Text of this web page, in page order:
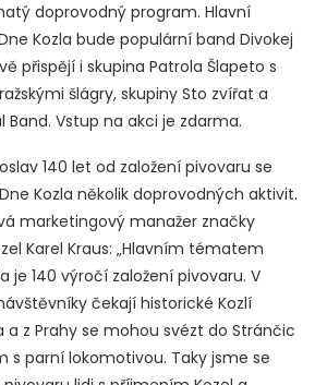
doprovodný program. Hlavní
Kozla bude populární band Divokej
přispějí i skupina Patrola Šlapeto s
šlágry, skupiny Sto zvířat a
Band. Vstup na akci je zdarma.
140 let od založení pivovaru se
Kozla několik doprovodných aktivit.
marketingový manažer značky
Karel Kraus: „Hlavním tématem
je 140 výročí založení pivovaru. V
čekají historické Kozlí
a z Prahy se mohou svézt do Stránčic
s parní lokomotivou. Taky jsme se